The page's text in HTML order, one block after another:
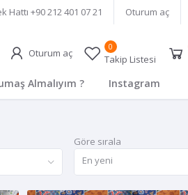
Hattı +90 212 401 07 21 Oturum aç
Oturum aç 0
Takip Listesi
Almalıyım ? Instagram
Göre sırala
En yeni